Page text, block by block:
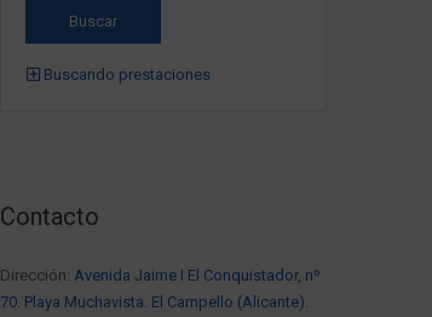
Buscando prestaciones
Contacto
Dirección: Avenida Jaime I El Conquistador, nº
70. Playa Muchavista. El Campello (Alicante).